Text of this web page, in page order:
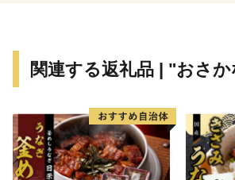
関連する返礼品 | "おさ